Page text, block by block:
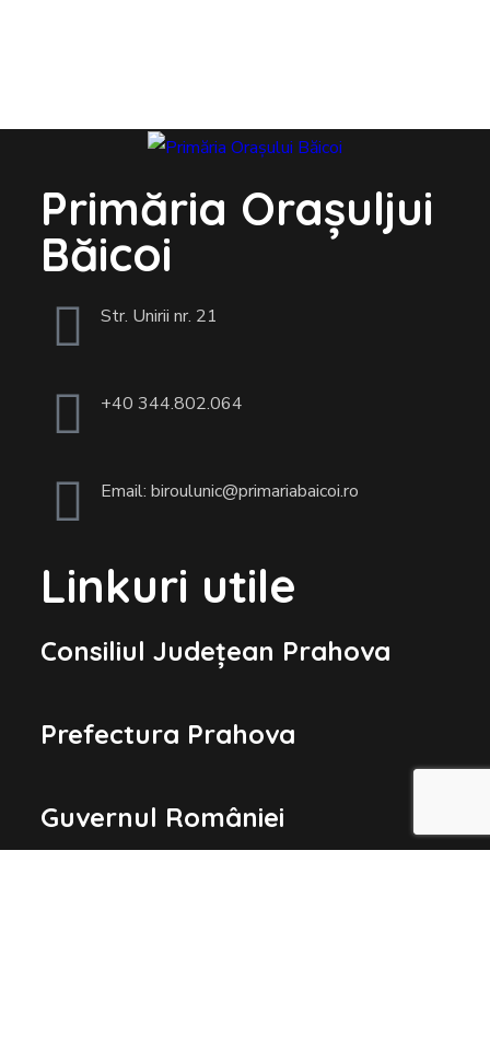
Primăria Orașuljui
Băicoi
Str. Unirii nr. 21
+40 344.802.064
Email: biroulunic@primariabaicoi.ro
Linkuri utile
Consiliul Județean Prahova
Prefectura Prahova
Guvernul României